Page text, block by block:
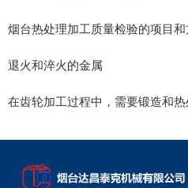
烟台热处理加工质量检验的项目
退火和淬火的金属
在齿轮加工过程中，需要锻造和热